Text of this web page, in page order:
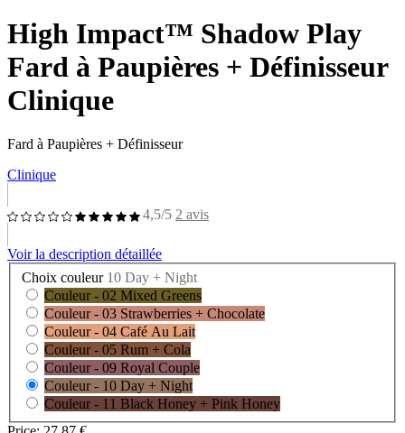
High Impact™ Shadow Play
Fard à Paupières + Définisseur
Clinique
Fard à Paupières + Définisseur
Clinique
4,5/5 2 avis
Voir la description détaillée
Choix couleur 10 Day + Night
Couleur - 02 Mixed Greens
Couleur - 03 Strawberries + Chocolate
Couleur - 04 Café Au Lait
Couleur - 05 Rum + Cola
Couleur - 09 Royal Couple
Couleur - 10 Day + Night
Couleur - 11 Black Honey + Pink Honey